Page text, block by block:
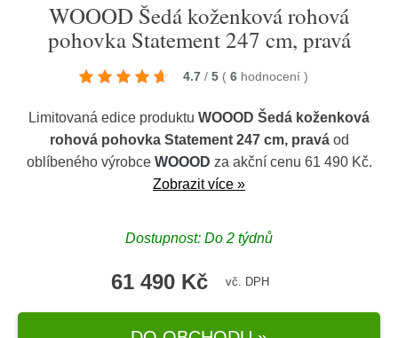
WOOOD Šedá koženková rohová
pohovka Statement 247 cm, pravá
4.7 / 5 ( 6 hodnocení )
Limitovaná edice produktu WOOOD Šedá koženková
rohová pohovka Statement 247 cm, praváod
oblíbeného výrobce WOOOD za akční cenu 61 490 Kč.
Zobrazit více »
Dostupnost: Do 2 týdnů
61 490 Kč vč. DPH